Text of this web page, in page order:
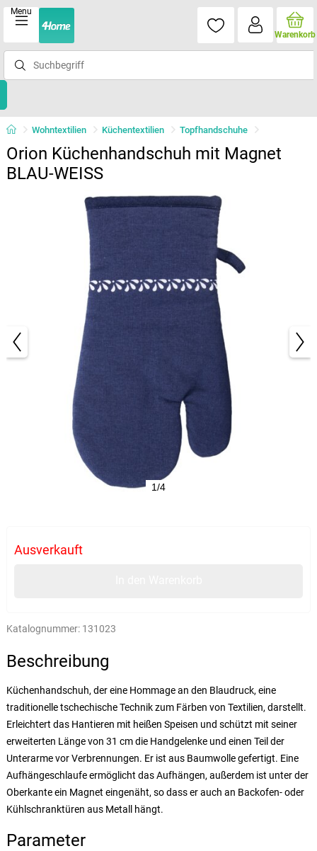
Menu
Warenkorb
Wohntextilien Küchentextilien Topfhandschuhe
Orion Küchenhandschuh mit Magnet
BLAU-WEISS
1/4
Ausverkauft
Katalognummer: 131023
Beschreibung
Küchenhandschuh, der eine Hommage an den Blaudruck, eine
traditionelle tschechische Technik zum Färben von Textilien, darstellt.
Erleichtert das Hantieren mit heißen Speisen und schützt mit seiner
erweiterten Länge von 31 cm die Handgelenke und einen Teil der
Unterarme vor Verbrennungen. Er ist aus Baumwolle gefertigt. Eine
Aufhängeschlaufe ermöglicht das Aufhängen, außerdem ist unter der
Oberkante ein Magnet eingenäht, so dass er auch an Backofen- oder
Kühlschranktüren aus Metall hängt.
Parameter